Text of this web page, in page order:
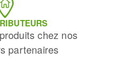
chez nos
partenaires